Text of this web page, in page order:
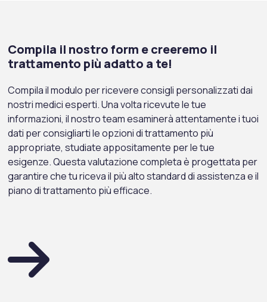
Compila il nostro form e creeremo il
trattamento più adatto a te!
Compila il modulo per ricevere consigli personalizzati dai
nostri medici esperti. Una volta ricevute le tue
informazioni, il nostro team esaminerà attentamente i tuoi
dati per consigliarti le opzioni di trattamento più
appropriate, studiate appositamente per le tue
esigenze. Questa valutazione completa è progettata per
garantire che tu riceva il più alto standard di assistenza e il
piano di trattamento più efficace.